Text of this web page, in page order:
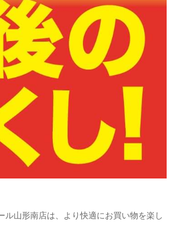
山形南店は、より快適にお買い物を楽し